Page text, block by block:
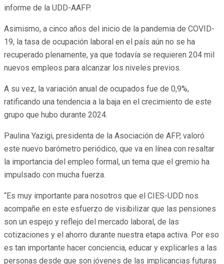
informe de la UDD-AAFP.
Asimismo, a cinco años del inicio de la pandemia de COVID-
19, la tasa de ocupación laboral en el país aún no se ha
recuperado plenamente, ya que todavía se requieren 204 mil
nuevos empleos para alcanzar los niveles previos.
A su vez, la variación anual de ocupados fue de 0,9%,
ratificando una tendencia a la baja en el crecimiento de este
grupo que hubo durante 2024.
Paulina Yazigi, presidenta de la Asociación de AFP, valoró
este nuevo barómetro periódico, que va en línea con resaltar
la importancia del empleo formal, un tema que el gremio ha
impulsado con mucha fuerza.
“Es muy importante para nosotros que el CIES-UDD nos
acompañe en este esfuerzo de visibilizar que las pensiones
son un espejo y reflejo del mercado laboral, de las
cotizaciones y el ahorro durante nuestra etapa activa. Por eso
es tan importante hacer conciencia, educar y explicarles a las
personas desde que son jóvenes de las implicancias futuras